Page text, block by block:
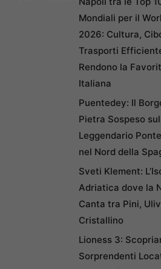
Mondiali per il
2026: Cultura,
Trasporti
Rendono la
Italiana
Puentedey: Il
Pietra Sospeso sul
Leggendario
nel Nord della
Sveti Klement:
Adriatica dove la
Canta tra Pini,
Cristallino
Lioness 3:
Sorprendenti